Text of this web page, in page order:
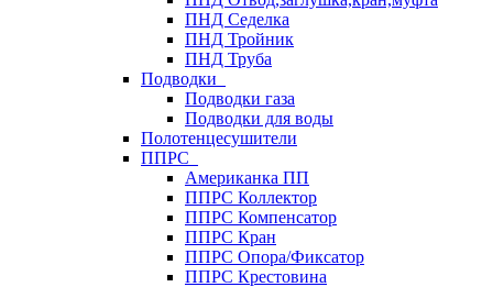
ПНД Седелка
ПНД Тройник
ПНД Труба
Подводки
Подводки газа
Подводки для воды
Полотенцесушители
ППРС
Американка ПП
ППРС Коллектор
ППРС Компенсатор
ППРС Кран
ППРС Опора/Фиксатор
ППРС Крестовина